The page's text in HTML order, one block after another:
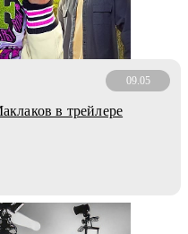
09.05
в трейлере